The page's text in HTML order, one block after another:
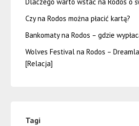
Dlaczego warto wstać na Rodos o
Czy na Rodos można płacić kartą?
Bankomaty na Rodos – gdzie
Wolves Festival na Rodos –
[Relacja]
Tagi